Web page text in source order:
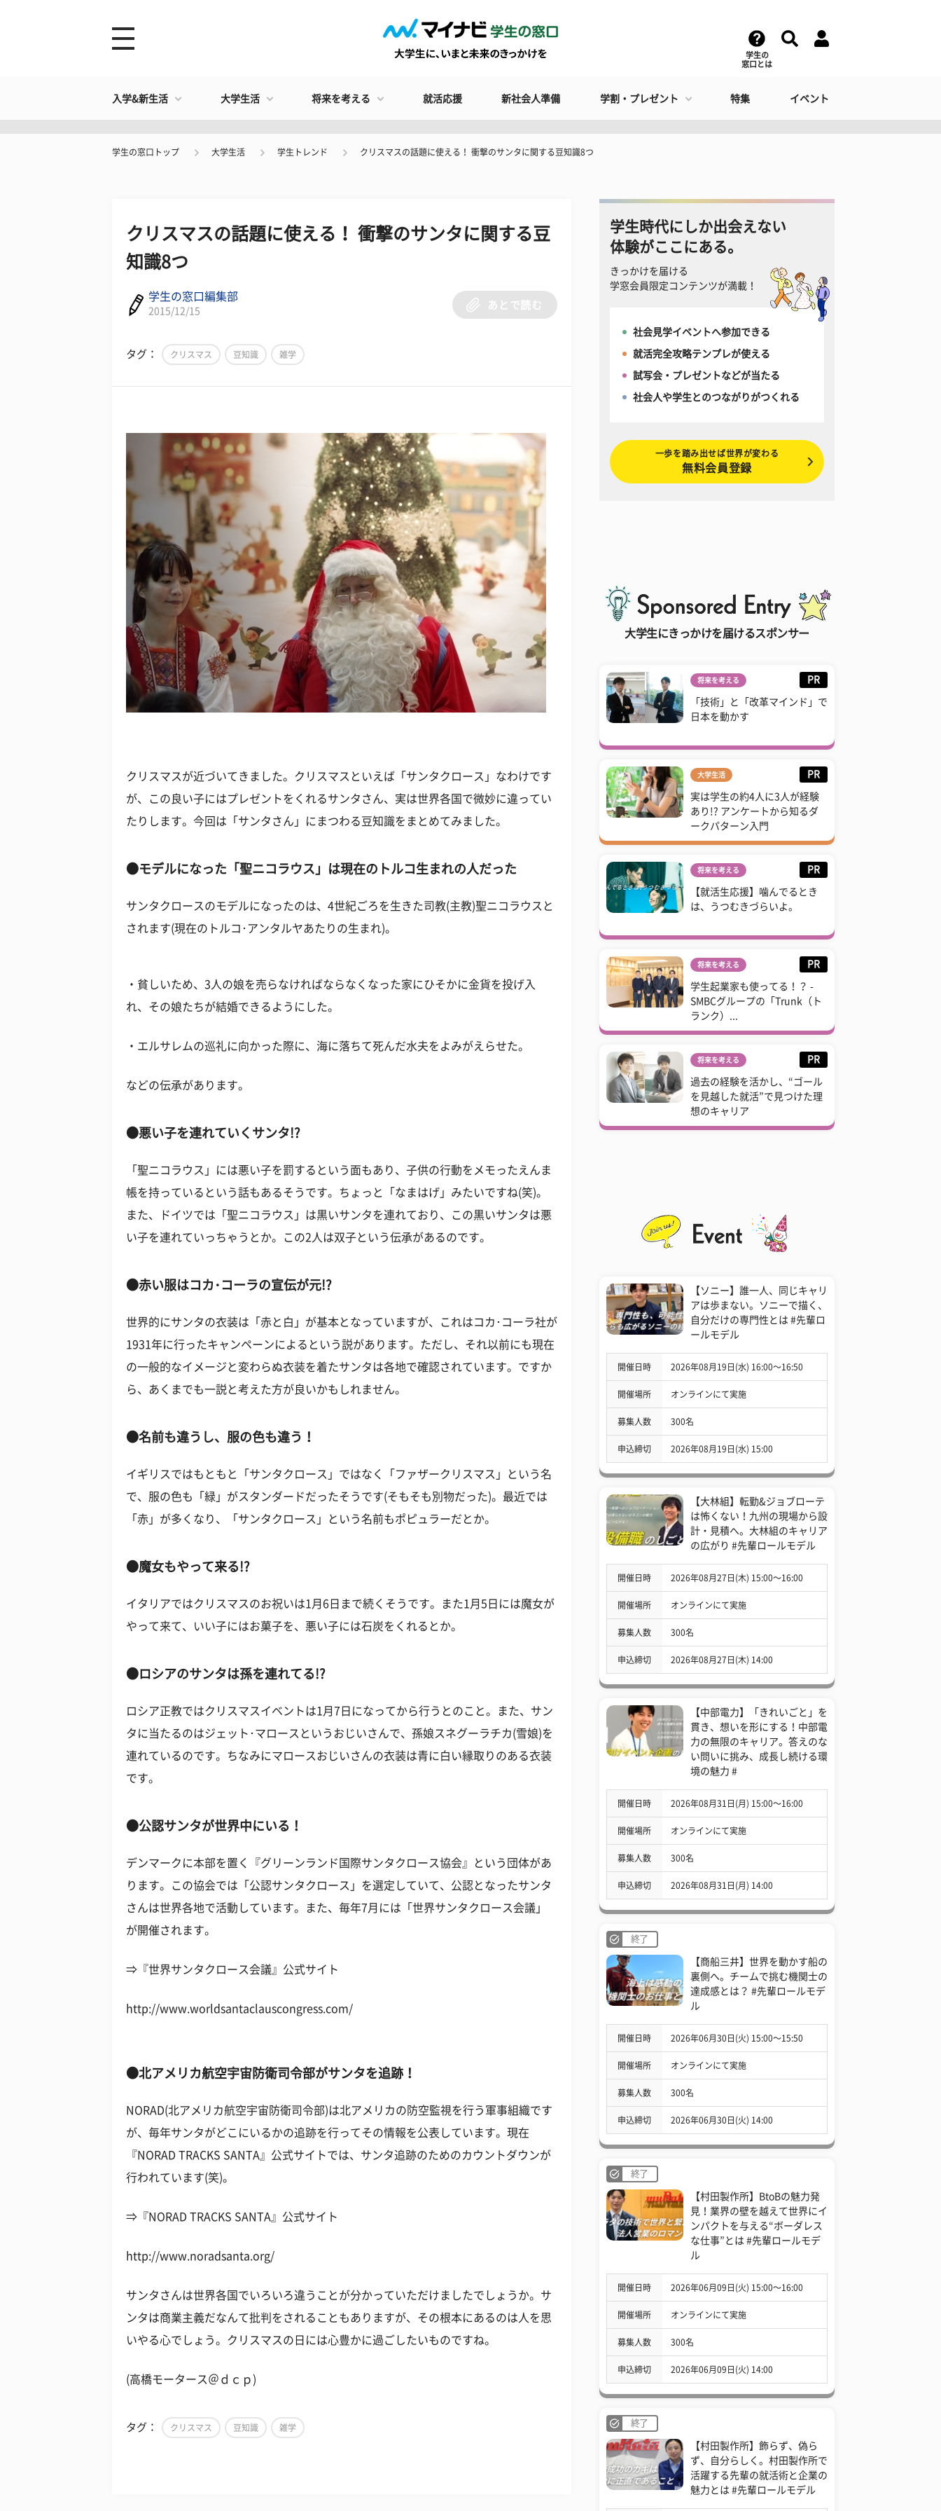
学生の
窓口とは
入学&新生活 大学生活 将来を考える 就活応援 新社会人準備 学割・プレゼント 特集 イベント
学生の窓口トップ 大学生活 学生トレンド クリスマスの話題に使える！ 衝撃のサンタに関する豆知識8つ
クリスマスの話題に使える！ 衝撃のサンタに関する豆
知識8つ
学生の窓口編集部
2015/12/15
あとで読む
タグ： クリスマス 豆知識 雑学
クリスマスが近づいてきました。クリスマスといえば「サンタクロース」なわけです
が、この良い子にはプレゼントをくれるサンタさん、実は世界各国で微妙に違ってい
たりします。今回は「サンタさん」にまつわる豆知識をまとめてみました。
●モデルになった「聖ニコラウス」は現在のトルコ生まれの人だった
サンタクロースのモデルになったのは、4世紀ごろを生きた司教(主教)聖ニコラウスと
されます(現在のトルコ･アンタルヤあたりの生まれ)。
・貧しいため、3人の娘を売らなければならなくなった家にひそかに金貨を投げ入
れ、その娘たちが結婚できるようにした。
・エルサレムの巡礼に向かった際に、海に落ちて死んだ水夫をよみがえらせた。
などの伝承があります。
●悪い子を連れていくサンタ!?
「聖ニコラウス」には悪い子を罰するという面もあり、子供の行動をメモったえんま
帳を持っているという話もあるそうです。ちょっと「なまはげ」みたいですね(笑)。
また、ドイツでは「聖ニコラウス」は黒いサンタを連れており、この黒いサンタは悪
い子を連れていっちゃうとか。この2人は双子という伝承があるのです。
●赤い服はコカ･コーラの宣伝が元!?
世界的にサンタの衣装は「赤と白」が基本となっていますが、これはコカ･コーラ社が
1931年に行ったキャンペーンによるという説があります。ただし、それ以前にも現在
の一般的なイメージと変わらぬ衣装を着たサンタは各地で確認されています。ですか
ら、あくまでも一説と考えた方が良いかもしれません。
●名前も違うし、服の色も違う！
イギリスではもともと「サンタクロース」ではなく「ファザークリスマス」という名
で、服の色も「緑」がスタンダードだったそうです(そもそも別物だった)。最近では
「赤」が多くなり、「サンタクロース」という名前もポピュラーだとか。
●魔女もやって来る!?
イタリアではクリスマスのお祝いは1月6日まで続くそうです。また1月5日には魔女が
やって来て、いい子にはお菓子を、悪い子には石炭をくれるとか。
●ロシアのサンタは孫を連れてる!?
ロシア正教ではクリスマスイベントは1月7日になってから行うとのこと。また、サン
タに当たるのはジェット･マロースというおじいさんで、孫娘スネグーラチカ(雪娘)を
連れているのです。ちなみにマロースおじいさんの衣装は青に白い縁取りのある衣装
です。
●公認サンタが世界中にいる！
デンマークに本部を置く『グリーンランド国際サンタクロース協会』という団体があ
ります。この協会では「公認サンタクロース」を選定していて、公認となったサンタ
さんは世界各地で活動しています。また、毎年7月には「世界サンタクロース会議」
が開催されます。
⇒『世界サンタクロース会議』公式サイト
http://www.worldsantaclauscongress.com/
●北アメリカ航空宇宙防衛司令部がサンタを追跡！
NORAD(北アメリカ航空宇宙防衛司令部)は北アメリカの防空監視を行う軍事組織です
が、毎年サンタがどこにいるかの追跡を行ってその情報を公表しています。現在
『NORAD TRACKS SANTA』公式サイトでは、サンタ追跡のためのカウントダウンが
行われています(笑)。
⇒『NORAD TRACKS SANTA』公式サイト
http://www.noradsanta.org/
サンタさんは世界各国でいろいろ違うことが分かっていただけましたでしょうか。サ
ンタは商業主義だなんて批判をされることもありますが、その根本にあるのは人を思
いやる心でしょう。クリスマスの日には心豊かに過ごしたいものですね。
(高橋モータース＠ｄｃｐ)
タグ： クリスマス 豆知識 雑学
学生時代にしか出会えない
体験がここにある。
きっかけを届ける
学窓会員限定コンテンツが満載！
社会見学イベントへ参加できる
就活完全攻略テンプレが使える
試写会・プレゼントなどが当たる
社会人や学生とのつながりがつくれる
一歩を踏み出せば世界が変わる
無料会員登録
大学生にきっかけを届けるスポンサー
将来を考える PR
「技術」と「改革マインド」で
日本を動かす
大学生活 PR
実は学生の約4人に3人が経験
あり!? アンケートから知るダ
ークパターン入門
将来を考える PR
【就活生応援】噛んでるとき
は、うつむきづらいよ。
将来を考える PR
学生起業家も使ってる！？ -
SMBCグループの「Trunk（ト
ランク）...
将来を考える PR
過去の経験を活かし、“ゴール
を見越した就活”で見つけた理
想のキャリア
【ソニー】誰一人、同じキャリ
アは歩まない。ソニーで描く、
自分だけの専門性とは #先輩ロ
ールモデル
開催日時 2026年08月19日(水) 16:00〜16:50
開催場所 オンラインにて実施
募集人数 300名
申込締切 2026年08月19日(水) 15:00
【大林組】転勤&ジョブローテ
は怖くない！九州の現場から設
計・見積へ。大林組のキャリア
の広がり #先輩ロールモデル
開催日時 2026年08月27日(木) 15:00〜16:00
開催場所 オンラインにて実施
募集人数 300名
申込締切 2026年08月27日(木) 14:00
【中部電力】「きれいごと」を
貫き、想いを形にする！中部電
力の無限のキャリア。答えのな
い問いに挑み、成長し続ける環
境の魅力 #
開催日時 2026年08月31日(月) 15:00〜16:00
開催場所 オンラインにて実施
募集人数 300名
申込締切 2026年08月31日(月) 14:00
終了
【商船三井】世界を動かす船の
裏側へ。チームで挑む機関士の
達成感とは？ #先輩ロールモデ
ル
開催日時 2026年06月30日(火) 15:00〜15:50
開催場所 オンラインにて実施
募集人数 300名
申込締切 2026年06月30日(火) 14:00
終了
【村田製作所】BtoBの魅力発
見！業界の壁を越えて世界にイ
ンパクトを与える“ボーダレス
な仕事”とは #先輩ロールモデ
ル
開催日時 2026年06月09日(火) 15:00〜16:00
開催場所 オンラインにて実施
募集人数 300名
申込締切 2026年06月09日(火) 14:00
終了
【村田製作所】飾らず、偽ら
ず、自分らしく。村田製作所で
活躍する先輩の就活術と企業の
魅力とは #先輩ロールモデル